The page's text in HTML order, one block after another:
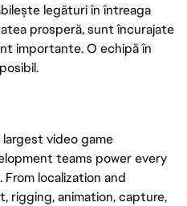
legături în întreaga
prosperă, sunt încurajate
importante. O echipă în
largest video game
teams power every
From localization and
rigging, animation, capture,